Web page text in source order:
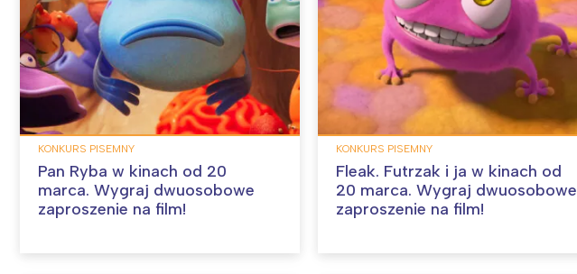
KONKURS PISEMNY
Pan Ryba w kinach od 20
marca. Wygraj dwuosobowe
zaproszenie na film!
KONKURS PISEMNY
Fleak. Futrzak i ja w kinach od
20 marca. Wygraj dwuosobowe
zaproszenie na film!